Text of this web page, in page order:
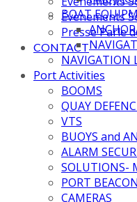
Évènements
Presse Parle
CONTACT
BOAT
NAVIGATION
Port Activities
BOOMS
QUAY
VTS
BUOYS and
ALARM
SOLUTIONS-
PORT
CAMERAS